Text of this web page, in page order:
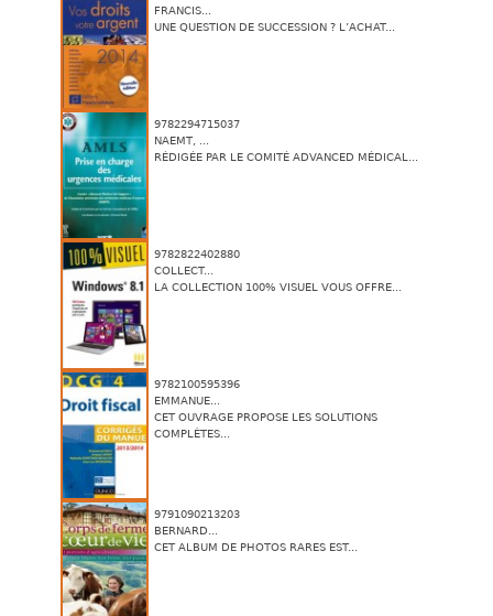
FRANCIS...
UNE QUESTION DE SUCCESSION ? L’ACHAT...
9782294715037
NAEMT, ...
RÉDIGÉE PAR LE COMITÉ ADVANCED MÉDICAL...
9782822402880
COLLECT...
LA COLLECTION 100% VISUEL VOUS OFFRE...
9782100595396
EMMANUE...
CET OUVRAGE PROPOSE LES SOLUTIONS
COMPLÈTES...
9791090213203
BERNARD...
CET ALBUM DE PHOTOS RARES EST...